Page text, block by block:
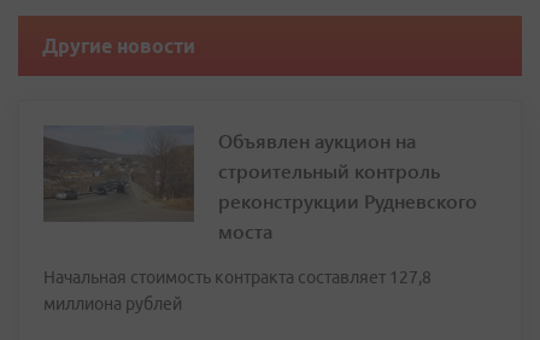
Другие новости
Объявлен аукцион на
строительный контроль
реконструкции Рудневского
моста
Начальная стоимость контракта составляет 127,8
миллиона рублей